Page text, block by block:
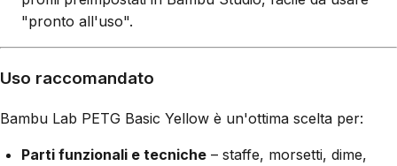
"pronto all'uso".
Uso raccomandato
Bambu Lab PETG Basic Yellow è un'ottima scelta per:
Parti funzionali e tecniche – staffe, morsetti, dime,